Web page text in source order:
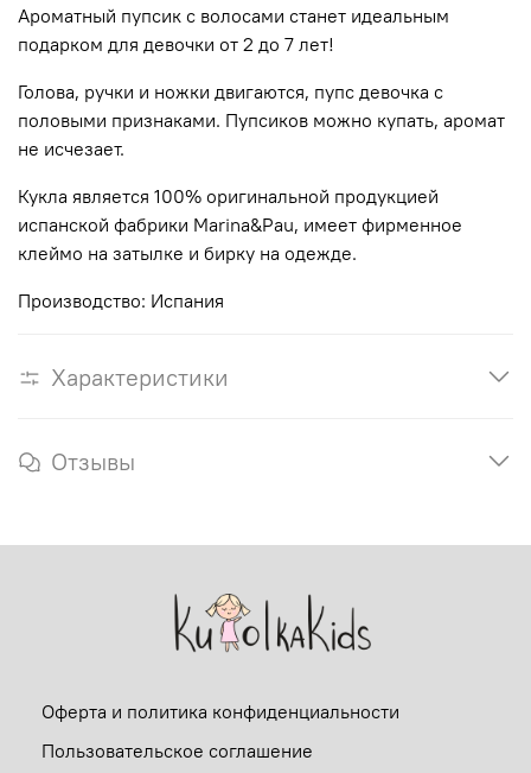
Ароматный пупсик с волосами станет идеальным
подарком для девочки от 2 до 7 лет!
Голова, ручки и ножки двигаются, пупс девочка с
половыми признаками. Пупсиков можно купать, аромат
не исчезает.
Кукла является 100% оригинальной продукцией
испанской фабрики Marina&Pau, имеет фирменное
клеймо на затылке и бирку на одежде.
Производство: Испания
Характеристики
Отзывы
Оферта и политика конфиденциальности
Пользовательское соглашение